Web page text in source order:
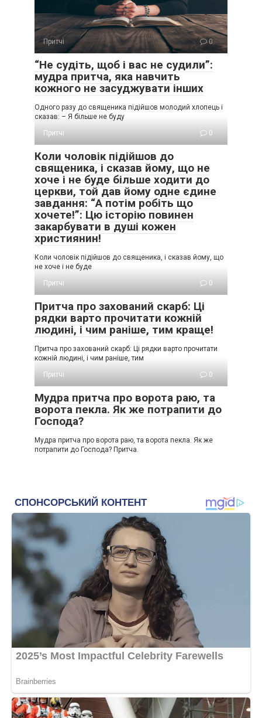
Притчі 0
“Не судіть, щоб і вас не судили”:
мудра притча, яка навчить
кожного не засуджувати інших
Одного разу до священика підійшов молодий хлопець і
сказав: – Я більше не буду
Притчі
0
Коли чоловік підійшов до
священика, і сказав йому, що не
хоче і не буде більше ходити до
церкви, той дав йому одне єдине
завдання: “А потім робіть що
хочете!”: Цю історію повинен
закарбувати в душі кожен
християнин!
Коли чоловік підійшов до священика, і сказав йому, що
не хоче і не буде
Притчі
0
Притча про захований скарб: Ці
рядки варто прочитати кожній
людині, і чим раніше, тим краще!
Притча про захований скарб: Ці рядки варто прочитати
кожній людині, і чим раніше, тим
Притчі
0
Мудра притча про ворота раю, та
ворота пекла. Як же потрапити до
Господа?
Мудра притча про ворота раю, та ворота пекла. Як же
потрапити до Господа? Притча.